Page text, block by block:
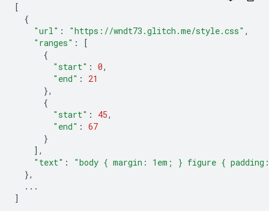
[
{
"url" : "https://wndt73.glitch.me/style.css" ,
"ranges" :
[
{
"start" : 0,
"end" :
21
},
{
"start" : 45,
"end" : 67
}
],
"text" :
"body { margin: 1em; } figure {
},
...
]